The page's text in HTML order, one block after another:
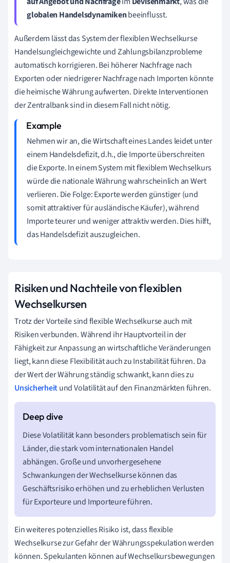
globalen Handelsdynamikenbeeinflusst.
Außerdem lässt das System der flexiblen Wechselkurse
Handelsungleichgewichte und Zahlungsbilanzprobleme
automatisch korrigieren. Bei höherer Nachfrage nach
Exporten oder niedrigerer Nachfrage nach Importen könnte
die heimische Währung aufwerten. Direkte Interventionen
der Zentralbank sind in diesem Fall nicht nötig.
Nehmen wir an, die Wirtschaft eines Landes leidet unter
einem Handelsdefizit, d.h., die Importe überschreiten
die Exporte. In einem System mit flexiblem Wechselkurs
würde die nationale Währung wahrscheinlich an Wert
verlieren. Die Folge: Exporte werden günstiger (und
somit attraktiver für ausländische Käufer), während
Importe teurer und weniger attraktiv werden. Dies hilft,
das Handelsdefizit auszugleichen.
Risiken und Nachteile von flexiblen
Wechselkursen
Trotz der Vorteile sind flexible Wechselkurse auch mit
Risiken verbunden. Während ihr Hauptvorteil in der
Fähigkeit zur Anpassung an wirtschaftliche Veränderungen
liegt, kann diese Flexibilität auch zu Instabilität führen. Da
der Wert der Währung ständig schwankt, kann dies zu
Unsicherheitund Volatilität auf den Finanzmärkten führen.
Diese Volatilität kann besonders problematisch sein für
Länder, die stark vom internationalen Handel
abhängen. Große und unvorhergesehene
Schwankungen der Wechselkurse können das
Geschäftsrisiko erhöhen und zu erheblichen Verlusten
für Exporteure und Importeure führen.
Ein weiteres potenzielles Risiko ist, dass flexible
Wechselkurse zur Gefahr der Währungsspekulation werden
können. Spekulanten können auf Wechselkursbewegungen